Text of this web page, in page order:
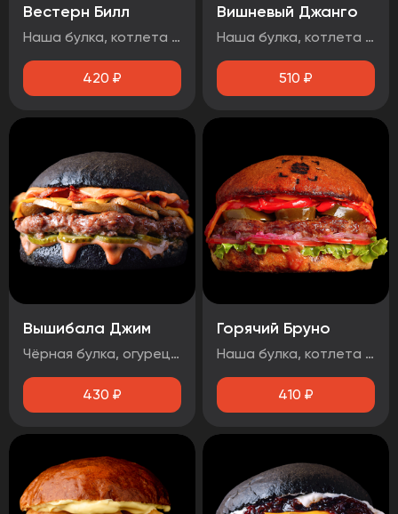
Вестерн Билл
Наша булка, котлета говяжья, луковые кольца, огурец маринованный, бекон, сыр чеддер, соус барбекю.
420 ₽
Вишневый Джанго
Наша булка, котлета говяжья, бекон, огурец маринованный, вишнёвый чатни, сыр чеддер, соус барбекю, чесночный соус, Осторожно! Могут попадаться косточки вишни!
510 ₽
Вышибала Джим
Чёрная булка, огурец маринованный, говядина, грибы, бекон, сыр чеддер, два фирменных соуса
430 ₽
Горячий Бруно
Наша булка, котлета говяжья, помидор, лук маринованный, лист салата, соус барбекю, перец болгарский тушеный, халапеньо, сыр чеддер, острый соус.
410 ₽